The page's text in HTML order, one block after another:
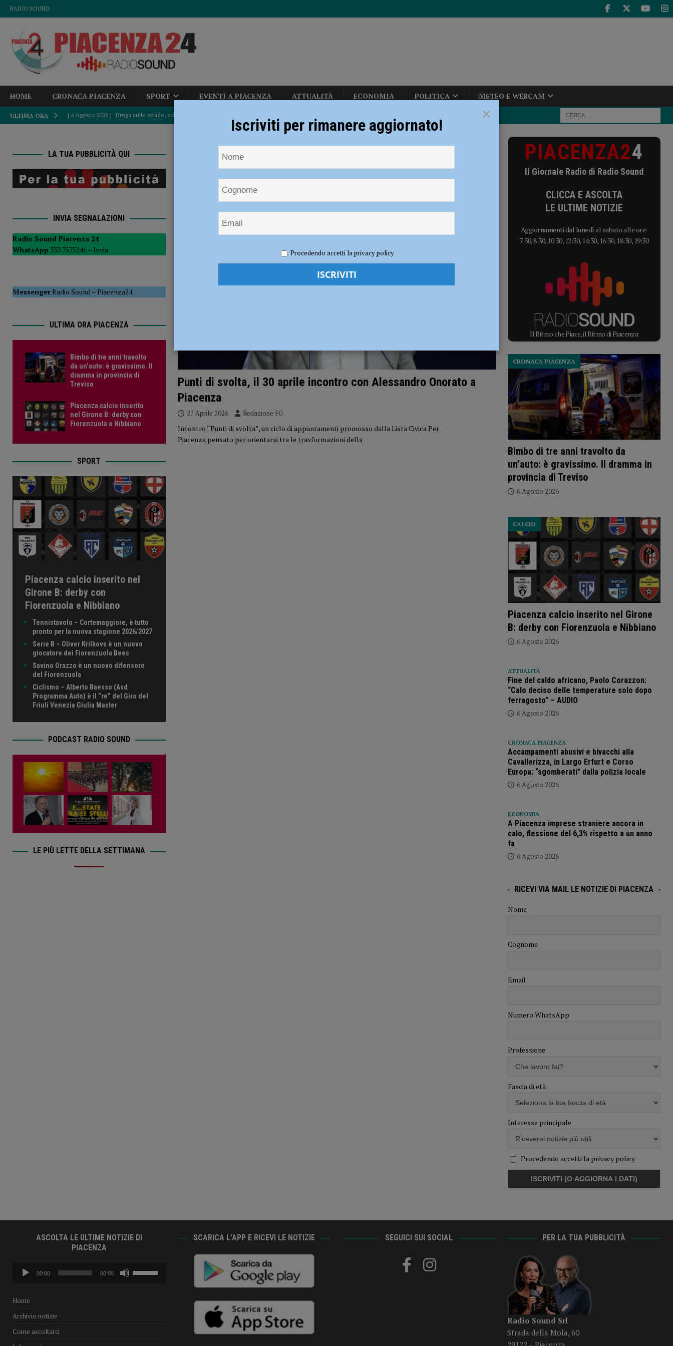
RADIO SOUND
HOME CRONACA PIACENZA SPORT EVENTI A PIACENZA ATTUALITÀ ECONOMIA POLITICA METEO E WEBCAM
ULTIMA ORA [ 6 Agosto 2026 ] Droga sulle strade, controlli a tappeto dei carabinieri: sette segnalati e stupefacenti sequestrati
[ 6 Agosto 2026 ] Bimbo di tre anni travolto da un’auto: è gravissimo. Il dramma in provincia di Treviso
[ 6 Agosto 2026 ] Fine del caldo africano, Paolo Corazzon: “Calo deciso delle temperature solo dopo ferragosto” – AUDIO
[ 6 Agosto 2026 ] Accampamenti abusivi e bivacchi alla Cavallerizza, in Largo Erfurt e Corso Europa: “sgomberati” dalla polizia locale
CRONACA PIACENZA
[ 6 Agosto 2026 ] Crisi idrica, Murelli (Lega): “Le regole sul deflusso ecologico non possono mettere in ginocchio gli agricoltori”
Alessandro Onorato
Alessandro Onorato
Punti di svolta, il 30 aprile incontro con Alessandro Onorato a
Piacenza
27 Aprile 2026 Redazione FG
Incontro “Punti di svolta”, un ciclo di appuntamenti promosso dalla Lista Civica Per
Piacenza pensato per orientarsi tra le trasformazioni della
LA TUA PUBBLICITÀ QUI
INVIA SEGNALAZIONI
Radio Sound Piacenza 24
WhatsApp 333 7575246 – Invia
MessengerRadio Sound–Piacenza24
ULTIMA ORA PIACENZA
Bimbo di tre anni travolto
da un’auto: è gravissimo. Il
dramma in provincia di
Treviso
Piacenza calcio inserito
nel Girone B: derby con
Fiorenzuola e Nibbiano
SPORT
Piacenza calcio inserito nel
Girone B: derby con
Fiorenzuola e Nibbiano
Tennistavolo – Cortemaggiore, è tutto
pronto per la nuova stagione 2026/2027
Serie B – Oliver Krilkovs è un nuovo
giocatore dei Fiorenzuola Bees
Savino Orazzo è un nuovo difensore
del Fiorenzuola
Ciclismo – Alberto Baesso (Asd
Programma Auto) è il “re” del Giro del
Friuli Venezia Giulia Master
PODCAST RADIO SOUND
LE PIÙ LETTE DELLA SETTIMANA
PIACENZA24
Il Giornale Radio di Radio Sound
CLICCA E ASCOLTA
LE ULTIME NOTIZIE
Aggiornamenti dal lunedì al sabato alle ore:
7:30, 8:30, 10:30, 12:30, 14:30, 16:30, 18:30, 19:30
Il Ritmo che Piace, il Ritmo di Piacenza
Bimbo di tre anni travolto da
un’auto: è gravissimo. Il dramma in
provincia di Treviso
CRONACA PIACENZA
6 Agosto 2026
Piacenza calcio inserito nel Girone
B: derby con Fiorenzuola e Nibbiano
CALCIO
6 Agosto 2026
ATTUALITÀ
Fine del caldo africano, Paolo Corazzon:
“Calo deciso delle temperature solo dopo
ferragosto” – AUDIO
6 Agosto 2026
CRONACA PIACENZA
Accampamenti abusivi e bivacchi alla
Cavallerizza, in Largo Erfurt e Corso
Europa: “sgomberati” dalla polizia locale
6 Agosto 2026
ECONOMIA
A Piacenza imprese straniere ancora in
calo, flessione del 6,3% rispetto a un anno
fa
6 Agosto 2026
RICEVI VIA MAIL LE NOTIZIE DI PIACENZA
Nome
Cognome
Email
Numero WhatsApp
Professione
Fascia di età
Interesse principale
Procedendo accetti la privacy policy
ASCOLTA LE ULTIME NOTIZIE DI
PIACENZA
Audio
Player
00:00 00:00
i
su/giù
Home
Archivio notizie
Come ascoltarci
SCARICA L’APP E RICEVI LE NOTIZIE SEGUICI SUI SOCIAL PER LA TUA PUBBLICITÀ
Radio Sound Srl
Strada della Mola, 60
×
Iscriviti per rimanere aggiornato!
Procedendo accetti la privacy policy